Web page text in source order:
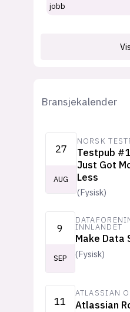
jobb
Bransjekalender
27
AUG
NORSK
Testpub
Just Got
Less
(Fysisk)
9
SEP
INNLANDET
Make Data
(Fysisk)
11
ATLASSIAN
Atlassian